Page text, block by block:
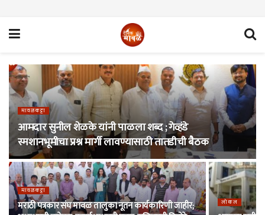
मावळकट्टा
आमदार सुनील शेळके यांनी पाळला शब्द ; गेव्हंडे
स्मशानभूमीचा प्रश्न मार्गी लावण्यासाठी तातडीची बैठक
मावळकट्टा
मराठी पत्रकार संघ मावळ तालुका नूतन कार्यकारिणी जाहीर;
लोकल